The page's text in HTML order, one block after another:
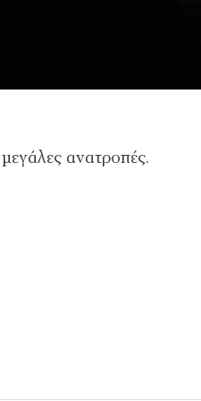
ανατροπές.